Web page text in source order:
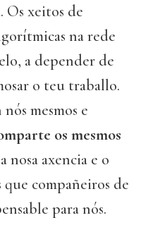
Os xeitos de
na rede
a depender de
o teu traballo.
mesmos e
os mesmos
nosa axencia e o
que compañeiros de
para nós.